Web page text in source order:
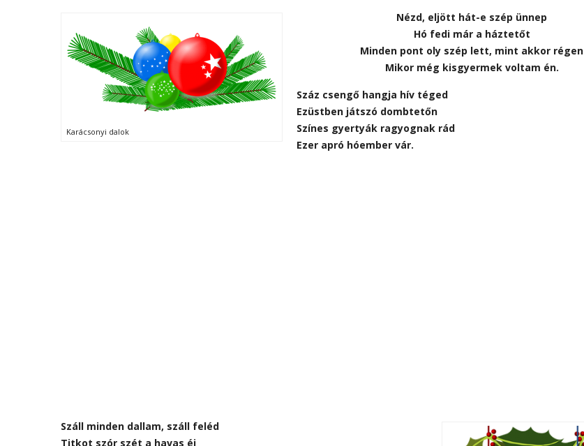
Karácsonyi dalok
Nézd, eljött hát-e szép ünnep
Hó fedi már a háztetőt
Minden pont oly szép lett, mint akkor régen
Mikor még kisgyermek voltam én.
Száz csengő hangja hív téged
Ezüstben játszó dombtetőn
Színes gyertyák ragyognak rád
Ezer apró hóember vár.
Száll minden dallam, száll feléd
Titkot szór szét a havas éj